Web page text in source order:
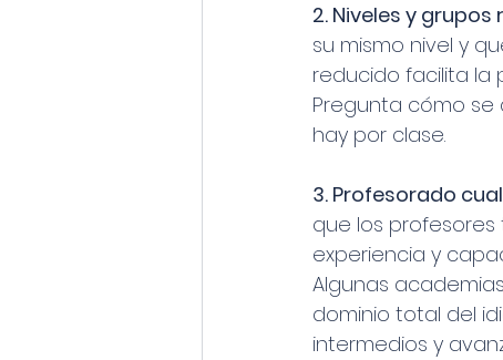
2. Niveles y grupos
su mismo nivel y
reducido facilita la
Pregunta cómo se
hay por clase.
3. Profesorado
que los
experiencia y
Algunas
dominio total del
intermedios y